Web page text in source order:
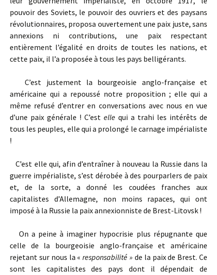
pouvoir des Soviets, le pouvoir des ouvriers et des paysans
révolutionnaires, proposa ouvertement une paix juste, sans
annexions ni contributions, une paix respectant
entièrement l’égalité en droits de toutes les nations, et
cette paix, il l’a proposée à tous les pays belligérants.
C’est justement la bourgeoisie anglo-française et
américaine qui a repoussé notre proposition ; elle qui a
même refusé d’entrer en conversations avec nous en vue
d’une paix générale ! C’est elle qui a trahi les intérêts de
tous les peuples, elle qui a prolongé le carnage impérialiste
!
C’est elle qui, afin d’entraîner à nouveau la Russie dans la
guerre impérialiste, s’est dérobée à des pourparlers de paix
et, de la sorte, a donné les coudées franches aux
capitalistes d’Allemagne, non moins rapaces, qui ont
imposé à la Russie la paix annexionniste de Brest-Litovsk !
On a peine à imaginer hypocrisie plus répugnante que
celle de la bourgeoisie anglo-française et américaine
rejetant sur nous la «responsabilité » de la paix de Brest. Ce
sont les capitalistes des pays dont il dépendait de